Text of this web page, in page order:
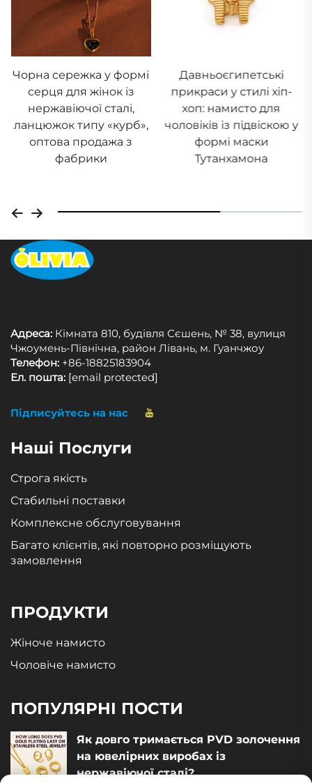
Чорна сережка у формі
серця для жінок із
нержавіючої сталі,
ланцюжок типу «курб»,
оптова продажа з
фабрики
Давньоєгипетські
прикраси у стилі хіп-
хоп: намисто для
чоловіків із підвіскою у
формі маски
Тутанхамона
Адреса: Кімната 810, будівля Сєшень, № 38, вулиця
Чжоумень-Північна, район Лівань, м. Гуанчжоу
Телефон: +86-18825183904
Ел. пошта: [email protected]
Підписуйтесь на нас
Наші Послуги
Строга якість
Стабильні поставки
Комплексне обслуговування
Багато клієнтів, які повторно розміщують
замовлення
ПРОДУКТИ
Жіноче намисто
Чоловіче намисто
ПОПУЛЯРНІ ПОСТИ
Як довго тримається PVD золочення
на ювелірних виробах із
нержавіючої сталі?